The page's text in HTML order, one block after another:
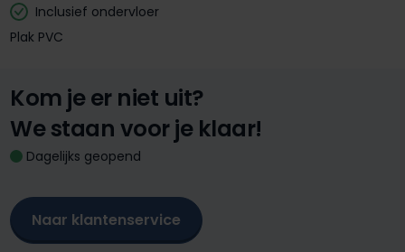
Inclusief ondervloer
Plak PVC
Kom je er niet uit?
We staan voor je klaar!
Dagelijks geopend
Naar klantenservice